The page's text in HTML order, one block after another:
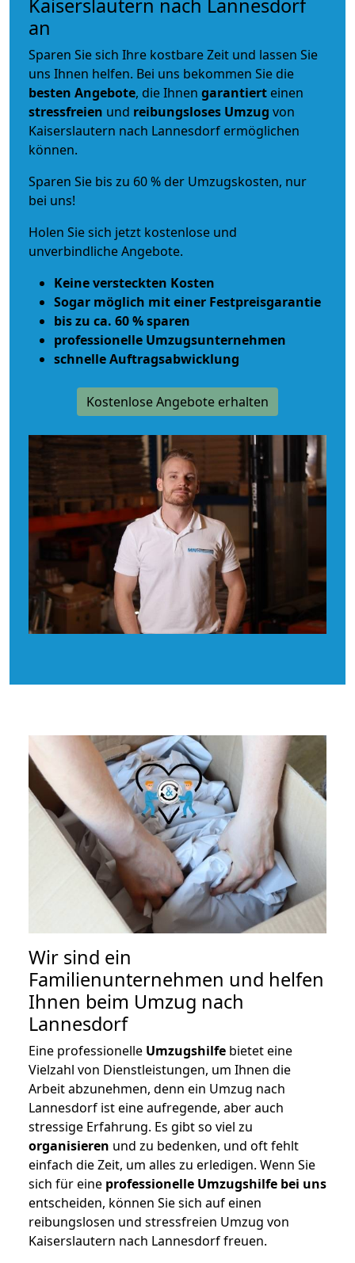
Kaiserslautern nach Lannesdorf
an
Sparen Sie sich Ihre kostbare Zeit und lassen Sie
uns Ihnen helfen. Bei uns bekommen Sie die
besten Angebote, die Ihnen garantiert einen
stressfreien und reibungsloses Umzug von
Kaiserslautern nach Lannesdorf ermöglichen
können.
Sparen Sie bis zu 60 % der Umzugskosten, nur
bei uns!
Holen Sie sich jetzt kostenlose und
unverbindliche Angebote.
Keine versteckten Kosten
Sogar möglich mit einer Festpreisgarantie
bis zu ca. 60 % sparen
professionelle Umzugsunternehmen
schnelle Auftragsabwicklung
Kostenlose Angebote erhalten
Wir sind ein
Familienunternehmen und helfen
Ihnen beim Umzug nach
Lannesdorf
Eine professionelle Umzugshilfe bietet eine
Vielzahl von Dienstleistungen, um Ihnen die
Arbeit abzunehmen, denn ein Umzug nach
Lannesdorf ist eine aufregende, aber auch
stressige Erfahrung. Es gibt so viel zu
organisieren und zu bedenken, und oft fehlt
einfach die Zeit, um alles zu erledigen. Wenn Sie
sich für eine professionelle Umzugshilfe bei uns
entscheiden, können Sie sich auf einen
reibungslosen und stressfreien Umzug von
Kaiserslautern nach Lannesdorf freuen.